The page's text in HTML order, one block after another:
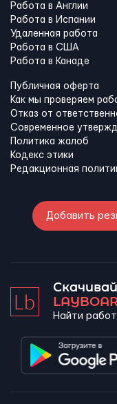
Работа в Англии
Работа в Испании
Удаленная работа
Работа в США
Работа в Канадe
Публичная оферта
Как мы проверяем
Отказ от
Современное
Политика жалоб
Кодекс этики
Редакционная
Добавить
Найти